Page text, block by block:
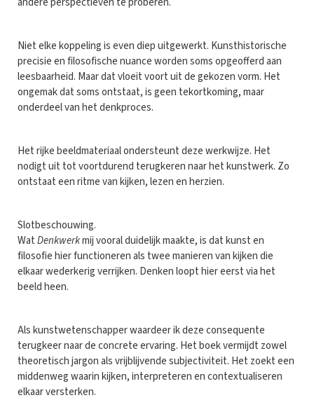
Niet elke koppeling is even diep uitgewerkt. Kunsthistorische
precisie en filosofische nuance worden soms opgeofferd aan
leesbaarheid. Maar dat vloeit voort uit de gekozen vorm. Het
ongemak dat soms ontstaat, is geen tekortkoming, maar
onderdeel van het denkproces.
Het rijke beeldmateriaal ondersteunt deze werkwijze. Het
nodigt uit tot voortdurend terugkeren naar het kunstwerk. Zo
ontstaat een ritme van kijken, lezen en herzien.
Slotbeschouwing.
WatDenkwerkmij vooral duidelijk maakte, is dat kunst en
filosofie hier functioneren als twee manieren van kijken die
elkaar wederkerig verrijken. Denken loopt hier eerst via het
beeld heen.
Als kunstwetenschapper waardeer ik deze consequente
terugkeer naar de concrete ervaring. Het boek vermijdt zowel
theoretisch jargon als vrijblijvende subjectiviteit. Het zoekt een
middenweg waarin kijken, interpreteren en contextualiseren
elkaar versterken.